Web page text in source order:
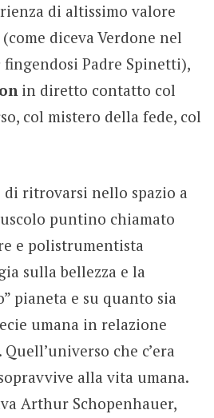
di altissimo valore
diceva Verdone nel
fingendosi Padre Spinetti),
in diretto contatto col
col mistero della fede, col
di ritrovarsi nello spazio a
puntino chiamato
e polistrumentista
sulla bellezza e la
pianeta e su quanto sia
umana in relazione
che c’era
alla vita umana.
Arthur Schopenhauer,